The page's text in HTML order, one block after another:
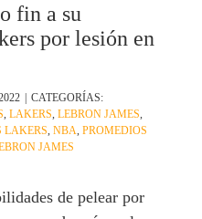
fin a su
por lesión en
| CATEGORÍAS:
,LAKERS ,LEBRON JAMES
LAKERS ,NBA ,PROMEDIOS
JAMES
de pelear por